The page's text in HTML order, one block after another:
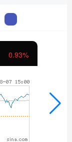
0.93%